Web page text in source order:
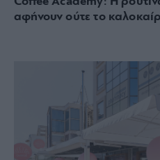
αφήνουν ούτε το